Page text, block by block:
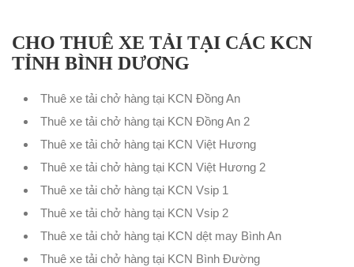
CHO THUÊ XE TẢI TẠI CÁC KCN
TỈNH BÌNH DƯƠNG
Thuê xe tải chở hàng tại KCN Đồng An
Thuê xe tải chở hàng tại KCN Đồng An 2
Thuê xe tải chở hàng tại KCN Việt Hương
Thuê xe tải chở hàng tại KCN Việt Hương 2
Thuê xe tải chở hàng tại KCN Vsip 1
Thuê xe tải chở hàng tại KCN Vsip 2
Thuê xe tải chở hàng tại KCN dệt may Bình An
Thuê xe tải chở hàng tại KCN Bình Đường